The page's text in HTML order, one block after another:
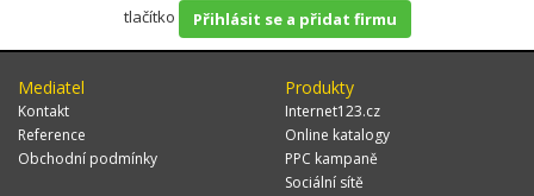
tlačítko
Přihlásit se a přidat firmu
Mediatel
Kontakt
Reference
Obchodní podmínky
Produkty
Internet123.cz
Online katalogy
PPC kampaně
Sociální sítě